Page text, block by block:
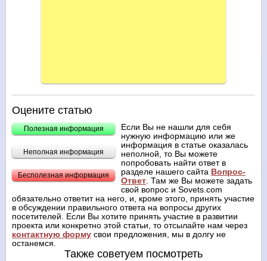
Оцените статью
Полезная информация
Неполная информация
Бесполезная информация
Если Вы не нашли для себя
нужную информацию или же
информация в статье оказалась
неполной, то Вы можете
попробовать найти ответ в
разделе нашего сайта Вопрос-
Ответ. Там же Вы можете задать
свой вопрос и Sovets.com
обязательно ответит на него, и, кроме этого, принять участие
в обсуждении правильного ответа на вопросы других
посетителей. Если Вы хотите принять участие в развитии
проекта или конкретно этой статьи, то отсылайте нам через
контактную форму свои предложения, мы в долгу не
останемся.
Также советуем посмотреть